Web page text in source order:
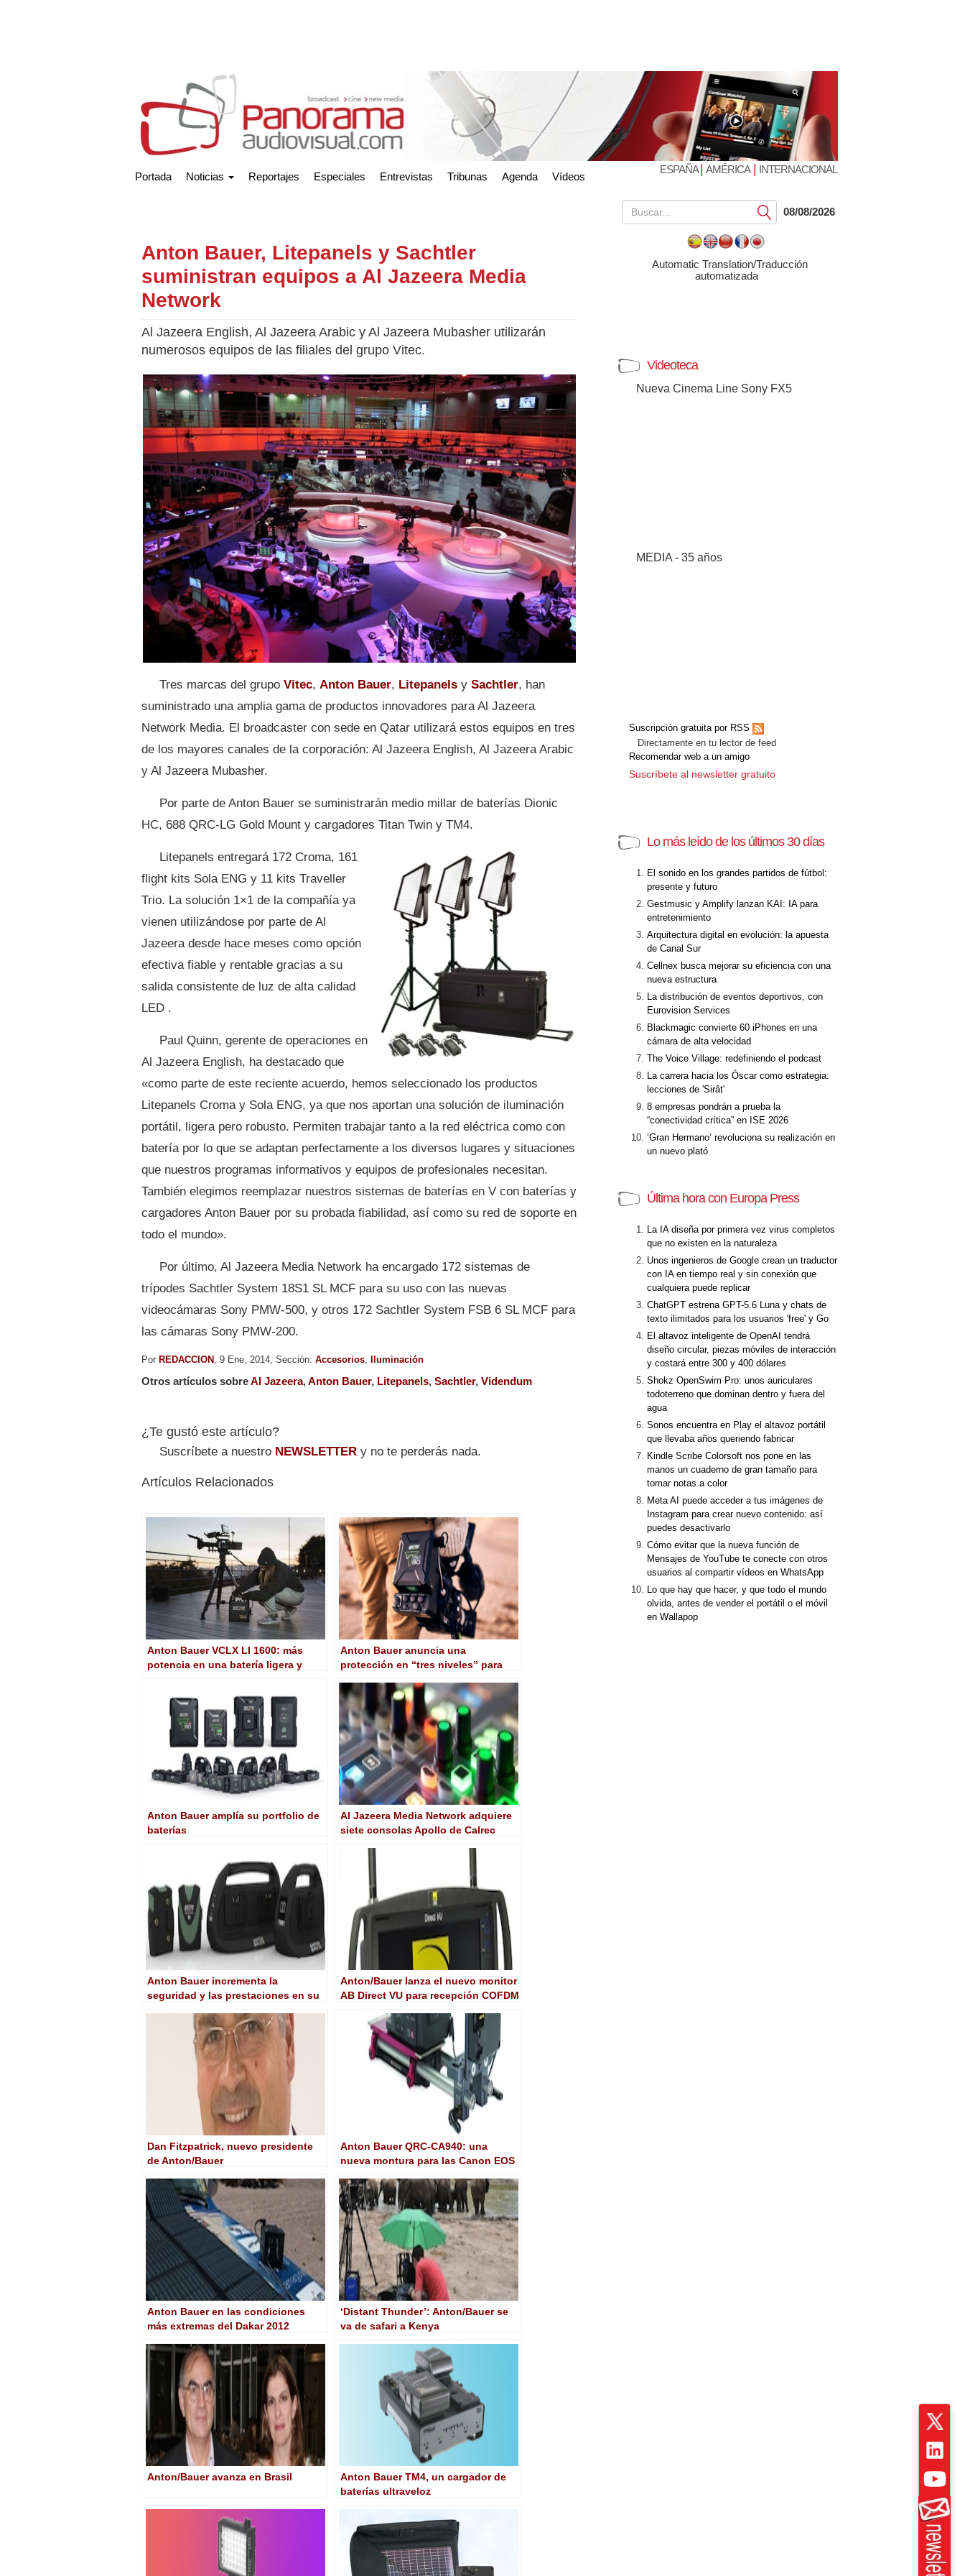
Portada Noticias Reportajes Especiales Entrevistas Tribunas Agenda Vídeos
ESPAÑA| AMÉRICA| INTERNACIONAL
Anton Bauer, Litepanels y Sachtler
suministran equipos a Al Jazeera Media
Network
Al Jazeera English, Al Jazeera Arabic y Al Jazeera Mubasher utilizarán
numerosos equipos de las filiales del grupo Vitec.
Tres marcas del grupo Vitec, Anton Bauer, Litepanels y Sachtler, han
suministrado una amplia gama de productos innovadores para Al Jazeera
Network Media. El broadcaster con sede en Qatar utilizará estos equipos en tres
de los mayores canales de la corporación: Al Jazeera English, Al Jazeera Arabic
y Al Jazeera Mubasher.
Por parte de Anton Bauer se suministrarán medio millar de baterías Dionic
HC, 688 QRC-LG Gold Mount y cargadores Titan Twin y TM4.
Litepanels entregará 172 Croma, 161
flight kits Sola ENG y 11 kits Traveller
Trio. La solución 1×1 de la compañía ya
vienen utilizándose por parte de Al
Jazeera desde hace meses como opción
efectiva fiable y rentable gracias a su
salida consistente de luz de alta calidad
LED .
Paul Quinn, gerente de operaciones en
Al Jazeera English, ha destacado que
«como parte de este reciente acuerdo, hemos seleccionado los productos
Litepanels Croma y Sola ENG, ya que nos aportan una solución de iluminación
portátil, ligera pero robusto. Permiten trabajar tanto a la red eléctrica como con
batería por lo que se adaptan perfectamente a los diversos lugares y situaciones
que nuestros programas informativos y equipos de profesionales necesitan.
También elegimos reemplazar nuestros sistemas de baterías en V con baterías y
cargadores Anton Bauer por su probada fiabilidad, así como su red de soporte en
todo el mundo».
Por último, Al Jazeera Media Network ha encargado 172 sistemas de
trípodes Sachtler System 18S1 SL MCF para su uso con las nuevas
videocámaras Sony PMW-500, y otros 172 Sachtler System FSB 6 SL MCF para
las cámaras Sony PMW-200.
Por REDACCION , 9 Ene, 2014, Sección: Accesorios Iluminación
Otros artículos sobreAl Jazeera,Anton Bauer, Litepanels, Sachtler, Videndum
¿Te gustó este artículo?
Suscríbete a nuestro NEWSLETTER y no te perderás nada.
Artículos Relacionados
Anton Bauer VCLX LI 1600: más
potencia en una batería ligera y
Anton Bauer anuncia una
protección en “tres niveles” para
broadcast
Anton Bauer amplía su portfolio de
baterías
Al Jazeera Media Network adquiere
siete consolas Apollo de Calrec
Anton Bauer incrementa la
seguridad y las prestaciones en su
Anton/Bauer lanza el nuevo monitor
AB Direct VU para recepción COFDM
Dan Fitzpatrick, nuevo presidente
de Anton/Bauer
Anton Bauer QRC-CA940: una
nueva montura para las Canon EOS
Anton Bauer en las condiciones
más extremas del Dakar 2012
‘Distant Thunder’: Anton/Bauer se
va de safari a Kenya
Anton/Bauer avanza en Brasil
Anton Bauer TM4, un cargador de
baterías ultraveloz
Submit08/08/2026
Automatic Translation/Traducción
automatizada
Videoteca
Nueva Cinema Line Sony FX5
MEDIA - 35 años
Suscripción gratuita por RSS
Directamente en tu lector de feed
Recomendar web a un amigo
Suscríbete al newsletter gratuito
Lo más leído de los últimos 30 días
El sonido en los grandes partidos de fútbol:
presente y futuro
Gestmusic y Amplify lanzan KAI: IA para
entretenimiento
Arquitectura digital en evolución: la apuesta
de Canal Sur
Cellnex busca mejorar su eficiencia con una
nueva estructura
La distribución de eventos deportivos, con
Eurovision Services
Blackmagic convierte 60 iPhones en una
cámara de alta velocidad
The Voice Village: redefiniendo el podcast
La carrera hacia los Óscar como estrategia:
lecciones de 'Sirât'
8 empresas pondrán a prueba la
“conectividad crítica” en ISE 2026
‘Gran Hermano’ revoluciona su realización en
un nuevo plató
Última hora con Europa Press
La IA diseña por primera vez virus completos
que no existen en la naturaleza
Unos ingenieros de Google crean un traductor
con IA en tiempo real y sin conexión que
cualquiera puede replicar
ChatGPT estrena GPT-5.6 Luna y chats de
texto ilimitados para los usuarios 'free' y Go
El altavoz inteligente de OpenAI tendrá
diseño circular, piezas móviles de interacción
y costará entre 300 y 400 dólares
Shokz OpenSwim Pro: unos auriculares
todoterreno que dominan dentro y fuera del
agua
Sonos encuentra en Play el altavoz portátil
que llevaba años queriendo fabricar
Kindle Scribe Colorsoft nos pone en las
manos un cuaderno de gran tamaño para
tomar notas a color
Meta AI puede acceder a tus imágenes de
Instagram para crear nuevo contenido: así
puedes desactivarlo
Cómo evitar que la nueva función de
Mensajes de YouTube te conecte con otros
usuarios al compartir vídeos en WhatsApp
Lo que hay que hacer, y que todo el mundo
olvida, antes de vender el portátil o el móvil
en Wallapop